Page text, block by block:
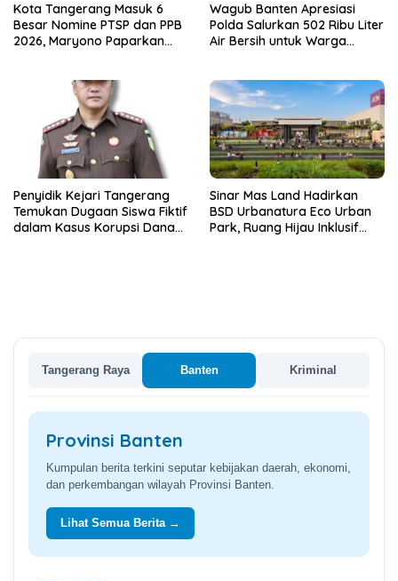
Kota Tangerang Masuk 6
Besar Nomine PTSP dan PPB
2026, Maryono Paparkan
Wagub Banten Apresiasi
Polda Salurkan 502 Ribu Liter
Air Bersih untuk Warga
Penyidik Kejari Tangerang
Temukan Dugaan Siswa Fiktif
dalam Kasus Korupsi Dana
Sinar Mas Land Hadirkan
BSD Urbanatura Eco Urban
Park, Ruang Hijau Inklusif
Tangerang Raya Banten Kriminal
Provinsi Banten
Kumpulan berita terkini seputar kebijakan daerah, ekonomi,
dan perkembangan wilayah Provinsi Banten.
Lihat Semua Berita →